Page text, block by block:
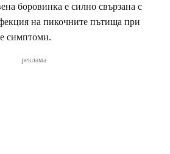
боровинка е силно свързана с
на пикочните пътища при
симптоми.
реклама